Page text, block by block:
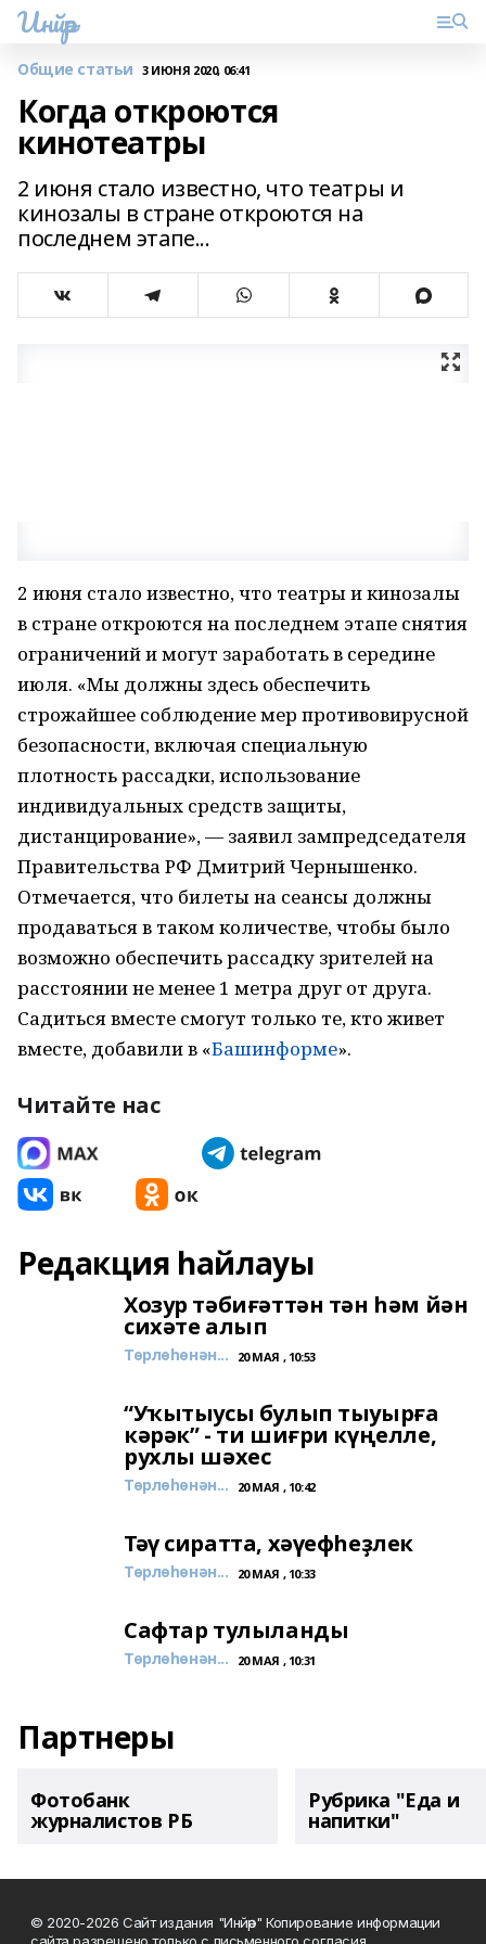
Инйәр
Общие статьи 3 ИЮНЯ 2020, 06:41
Когда откроются
кинотеатры
2 июня стало известно, что театры и
кинозалы в стране откроются на
последнем этапе...
2 июня стало известно, что театры и кинозалы
в стране откроются на последнем этапе снятия
ограничений и могут заработать в середине
июля. «Мы должны здесь обеспечить
строжайшее соблюдение мер противовирусной
безопасности, включая специальную
плотность рассадки, использование
индивидуальных средств защиты,
дистанцирование», — заявил зампредседателя
Правительства РФ Дмитрий Чернышенко.
Отмечается, что билеты на сеансы должны
продаваться в таком количестве, чтобы было
возможно обеспечить рассадку зрителей на
расстоянии не менее 1 метра друг от друга.
Садиться вместе смогут только те, кто живет
вместе, добавили в «Башинформе».
Читайте нас
Редакция һайлауы
Хозур тәбиғәттән тән һәм йән
сихәте алып
Төрлөһөнән... 20 МАЯ , 10:53
“Уҡытыусы булып тыуырға
кәрәк” - ти шиғри күңелле,
рухлы шәхес
Төрлөһөнән... 20 МАЯ , 10:42
Тәү сиратта, хәүефһеҙлек
Төрлөһөнән... 20 МАЯ , 10:33
Сафтар тулыланды
Төрлөһөнән... 20 МАЯ , 10:31
Партнеры
Фотобанк
журналистов РБ
Рубрика "Еда и
напитки"
© 2020-2026 Сайт издания "Инйәр" Копирование информации